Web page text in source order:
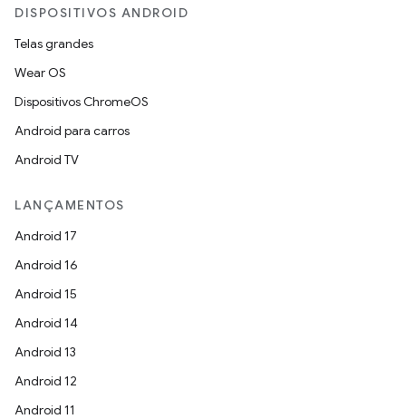
DISPOSITIVOS ANDROID
Telas grandes
Wear OS
Dispositivos ChromeOS
Android para carros
Android TV
LANÇAMENTOS
Android 17
Android 16
Android 15
Android 14
Android 13
Android 12
Android 11